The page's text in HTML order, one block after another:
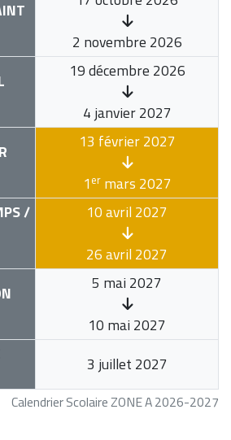
Calendrier Scolaire ZONE A 2026-2027
2 novembre 2026
19 décembre 2026
4 janvier 2027
13 février 2027
1ermars 2027
/
10 avril 2027
26 avril 2027
5 mai 2027
10 mai 2027
3 juillet 2027